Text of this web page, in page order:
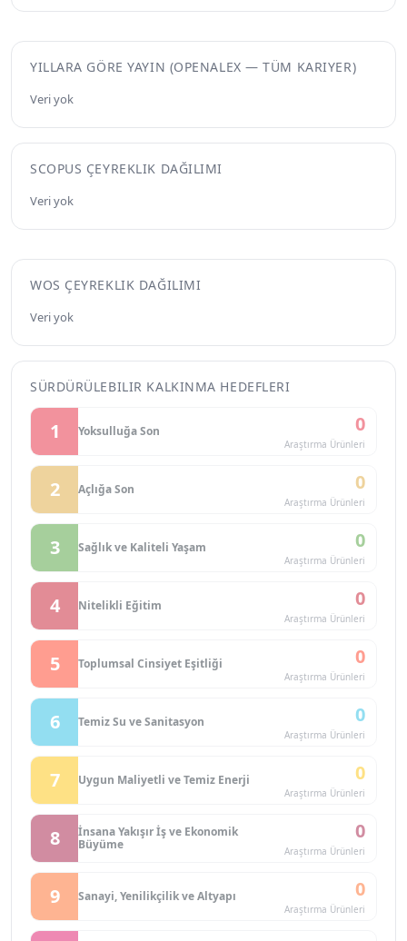
YILLARA GÖRE YAYIN (OPENALEX — TÜM KARIYER)
Veri yok
SCOPUS ÇEYREKLIK DAĞILIMI
Veri yok
WOS ÇEYREKLIK DAĞILIMI
Veri yok
SÜRDÜRÜLEBILIR KALKINMA HEDEFLERI
1 Yoksulluğa Son 0
Araştırma Ürünleri
2 Açlığa Son 0
Araştırma Ürünleri
3 Sağlık ve Kaliteli Yaşam 0
Araştırma Ürünleri
4 Nitelikli Eğitim 0
Araştırma Ürünleri
5 Toplumsal Cinsiyet Eşitliği 0
Araştırma Ürünleri
6 Temiz Su ve Sanitasyon 0
Araştırma Ürünleri
7 Uygun Maliyetli ve Temiz Enerji 0
Araştırma Ürünleri
8
İnsana Yakışır İş ve Ekonomik
Büyüme
0
Araştırma Ürünleri
9 Sanayi, Yenilikçilik ve Altyapı 0
Araştırma Ürünleri